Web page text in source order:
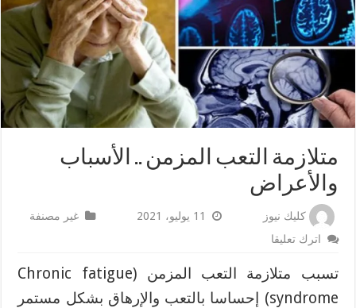
متلازمة التعب المزمن .. الأسباب
والأعراض
كليك نيوز 11 يوليو، 2021
غير مصنفة
اترك تعليقا
تسبب متلازمة التعب المزمن (Chronic fatigue
syndrome) إحساسا بالتعب والإرهاق بشكل مستمر